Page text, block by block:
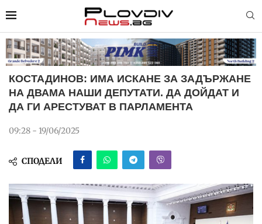
КОСТАДИНОВ: ИМА ИСКАНЕ ЗА ЗАДЪРЖАНЕ
НА ДВАМА НАШИ ДЕПУТАТИ. ДА ДОЙДАТ И
ДА ГИ АРЕСТУВАТ В ПАРЛАМЕНТА
09:28 - 19/06/2025
СПОДЕЛИ